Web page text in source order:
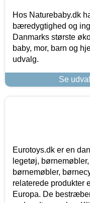
Hos Naturebaby.dk
bæredygtighed og
Danmarks største
baby, mor, barn og
udvalg.
Se
Eurotoys.dk er en
legetøj,
børnemøbler,
relaterede produkter
Europa. De